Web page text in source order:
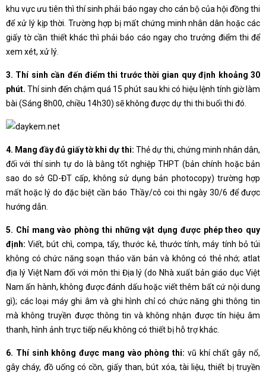
khu vực ưu tiên thì thí sinh phải báo ngay cho cán bộ của hội đồng thi
để xử lý kịp thời. Trường hợp bị mất chứng minh nhân dân hoặc các
giấy tờ cần thiết khác thì phải báo cáo ngay cho trưởng điểm thi để
xem xét, xử lý.
3. Thí sinh cần đến điểm thi trước thời gian quy định khoảng 30
phút. Thí sinh đến chậm quá 15 phút sau khi có hiệu lệnh tính giờ làm
bài (Sáng 8h00, chiều 14h30) sẽ không được dự thi thi buổi thi đó.
4. Mang đầy đủ giấy tờ khi dự thi: Thẻ dự thi, chứng minh nhân dân,
đối với thí sinh tự do là bằng tốt nghiệp THPT (bản chính hoặc bản
sao do sở GD-ĐT cấp, không sử dụng bản photocopy) trường hợp
mất hoặc lý do đặc biệt cần báo Thầy/cô coi thi ngày 30/6 để được
hướng dẫn.
5. Chỉ mang vào phòng thi những vật dụng được phép theo quy
định: Viết, bút chì, compa, tẩy, thước kẻ, thước tính, máy tính bỏ túi
không có chức năng soạn thảo văn bản và không có thẻ nhớ; atlat
địa lý Việt Nam đối với môn thi Địa lý (do Nhà xuất bản giáo dục Việt
Nam ấn hành, không được đánh dấu hoặc viết thêm bất cứ nội dung
gì); các loại máy ghi âm và ghi hình chỉ có chức năng ghi thông tin
mà không truyền được thông tin và không nhận được tín hiệu âm
thanh, hình ảnh trực tiếp nếu không có thiết bị hỗ trợ khác.
6. Thí sinh không được mang vào phòng thi: vũ khí chất gây nổ,
gây cháy, đồ uống có cồn, giấy than, bút xóa, tài liệu, thiết bị truyền